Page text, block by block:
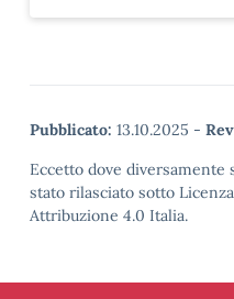
Pubblicato: 13.10.2025 -
Eccetto dove diversamente
stato rilasciato sotto
Attribuzione 4.0 Italia.